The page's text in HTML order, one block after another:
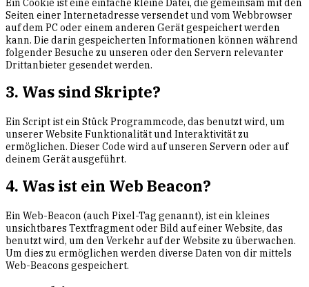
Ein Cookie ist eine einfache kleine Datei, die gemeinsam mit den
Seiten einer Internetadresse versendet und vom Webbrowser
auf dem PC oder einem anderen Gerät gespeichert werden
kann. Die darin gespeicherten Informationen können während
folgender Besuche zu unseren oder den Servern relevanter
Drittanbieter gesendet werden.
3. Was sind Skripte?
Ein Script ist ein Stück Programmcode, das benutzt wird, um
unserer Website Funktionalität und Interaktivität zu
ermöglichen. Dieser Code wird auf unseren Servern oder auf
deinem Gerät ausgeführt.
4. Was ist ein Web Beacon?
Ein Web-Beacon (auch Pixel-Tag genannt), ist ein kleines
unsichtbares Textfragment oder Bild auf einer Website, das
benutzt wird, um den Verkehr auf der Website zu überwachen.
Um dies zu ermöglichen werden diverse Daten von dir mittels
Web-Beacons gespeichert.